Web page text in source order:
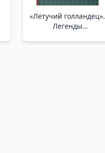
«Летучий голландец».
Легенды